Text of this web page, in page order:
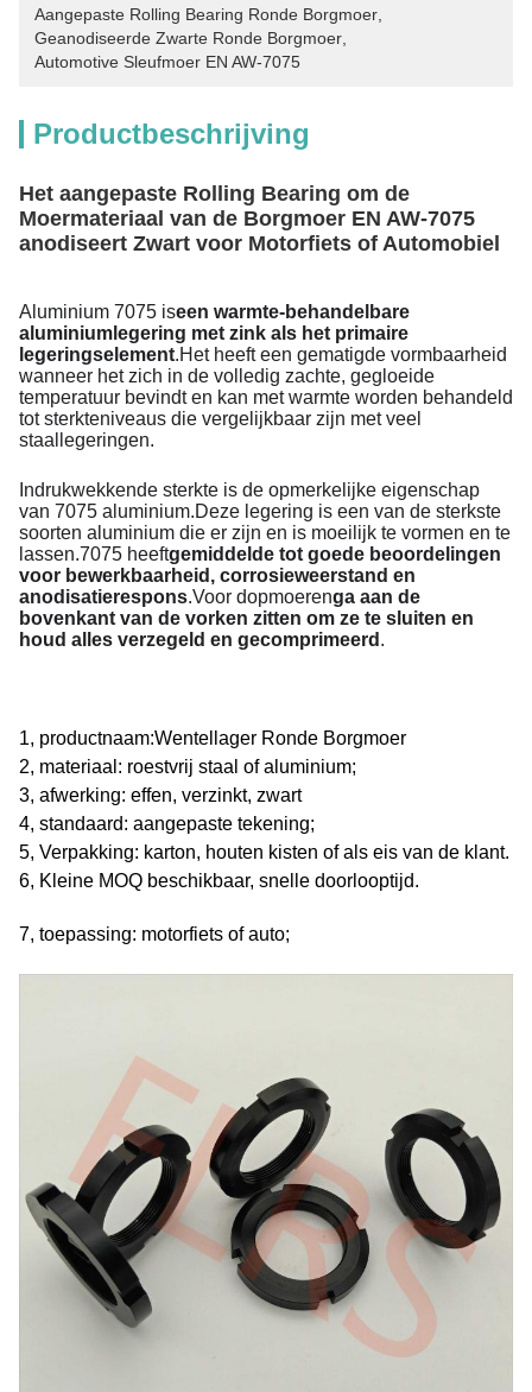
Aangepaste Rolling Bearing Ronde Borgmoer
Geanodiseerde Zwarte Ronde Borgmoer
Automotive Sleufmoer EN AW-7075
Productbeschrijving
Het aangepaste Rolling Bearing om de
Moermateriaal van de Borgmoer EN AW-7075
anodiseert Zwart voor Motorfiets of Automobiel
Aluminium 7075 iseen warmte-behandelbare
aluminiumlegering met zink als het primaire
legeringselement.Het heeft een gematigde vormbaarheid
wanneer het zich in de volledig zachte, gegloeide
temperatuur bevindt en kan met warmte worden behandeld
tot sterkteniveaus die vergelijkbaar zijn met veel
staallegeringen.
Indrukwekkende sterkte is de opmerkelijke eigenschap
van 7075 aluminium.Deze legering is een van de sterkste
soorten aluminium die er zijn en is moeilijk te vormen en te
lassen.7075 heeftgemiddelde tot goede beoordelingen
voor bewerkbaarheid, corrosieweerstand en
anodisatierespons.Voor dopmoerenga aan de
bovenkant van de vorken zitten om ze te sluiten en
houd alles verzegeld en gecomprimeerd .
1, productnaam:Wentellager Ronde Borgmoer
2, materiaal: roestvrij staal of aluminium;
3, afwerking: effen, verzinkt, zwart
4, standaard: aangepaste tekening;
5, Verpakking: karton, houten kisten of als eis van de klant.
6, Kleine MOQ beschikbaar, snelle doorlooptijd.
7, toepassing: motorfiets of auto;